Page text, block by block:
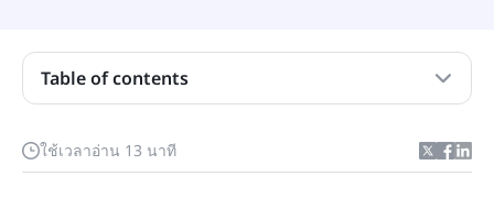
ใช้เวลาอ่าน 13 นาที
Table of contents
ซอฟต์แวร์ติดตามงานคืออะไร?
ซอฟต์แวร์ติดตามงานที่ดีที่สุดมีลักษณะอย่างไร?